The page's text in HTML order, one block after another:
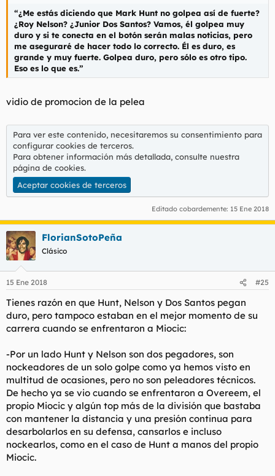
“¿Me estás diciendo que Mark Hunt no golpea así de fuerte?
¿Roy Nelson? ¿Junior Dos Santos? Vamos, él golpea muy
duro y si te conecta en el botón serán malas noticias, pero
me aseguraré de hacer todo lo correcto. Él es duro, es
grande y muy fuerte. Golpea duro, pero sólo es otro tipo.
Eso es lo que es.”
vidio de promocion de la pelea
Para ver este contenido, necesitaremos su consentimiento para
configurar cookies de terceros.
Para obtener información más detallada, consulte nuestra
página de cookies.
Aceptar cookies de terceros
Editado cobardemente: 15 Ene 2018
FlorianSotoPeña
Clásico
15 Ene 2018 #25
Tienes razón en que Hunt, Nelson y Dos Santos pegan
duro, pero tampoco estaban en el mejor momento de su
carrera cuando se enfrentaron a Miocic:
-Por un lado Hunt y Nelson son dos pegadores, son
nockeadores de un solo golpe como ya hemos visto en
multitud de ocasiones, pero no son peleadores técnicos.
De hecho ya se vio cuando se enfrentaron a Overeem, el
propio Miocic y algún top más de la división que bastaba
con mantener la distancia y una presión continua para
desarbolarlos en su defensa, cansarlos e incluso
nockearlos, como en el caso de Hunt a manos del propio
Miocic.